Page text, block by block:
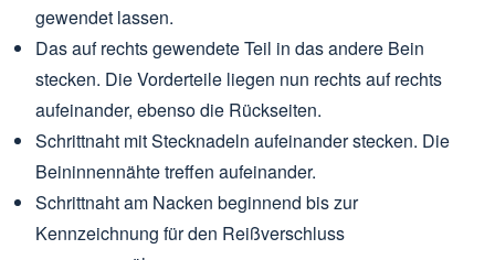
gewendet lassen.
Das auf rechts gewendete Teil in das andere Bein
stecken. Die Vorderteile liegen nun rechts auf rechts
aufeinander, ebenso die Rückseiten.
Schrittnaht mit Stecknadeln aufeinander stecken. Die
Beininnennähte treffen aufeinander.
Schrittnaht am Nacken beginnend bis zur
Kennzeichnung für den Reißverschluss